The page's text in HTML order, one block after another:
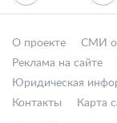
О проекте СМИ о
Реклама на сайте
Юридическая
Контакты
Карта